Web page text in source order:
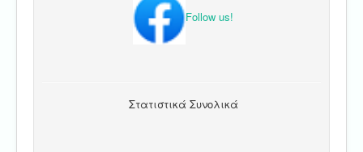
Follow us!
Στατιστικά Συνολικά